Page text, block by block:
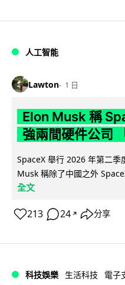
人工智能
Lawton 1 日
Elon Musk 稱
強兩間硬件公司
SpaceX 舉行 2026 年第二
Musk 稱除了中國之外
全文
213 24 ↗ 分享
科技娛樂 生活科技 電子